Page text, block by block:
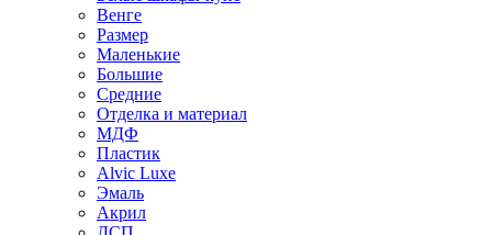
Венге
Размер
Маленькие
Большие
Средние
Отделка и материал
МДФ
Пластик
Alvic Luxe
Эмаль
Акрил